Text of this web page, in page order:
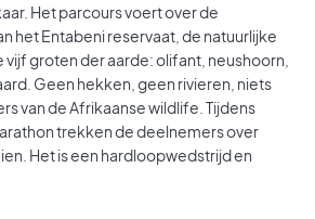
Het parcours voert over de
het Entabeni reservaat, de natuurlijke
groten der aarde: olifant, neushoorn,
Geen hekken, geen rivieren, niets
van de Afrikaanse wildlife. Tijdens
trekken de deelnemers over
Het is een hardloopwedstrijd en